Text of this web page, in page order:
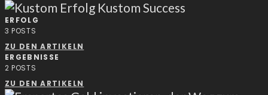
ERFOLG
3 POSTS
ZU DEN ARTIKELN
ERGEBNISSE
2 POSTS
ZU DEN ARTIKELN